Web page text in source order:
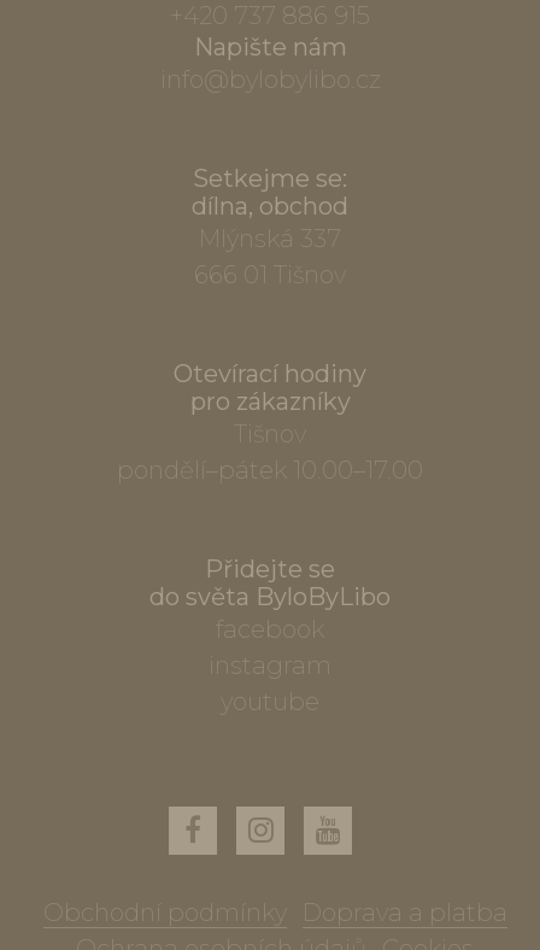
+420 737 886 915
Napište nám
info@bylobylibo.cz
Setkejme se:
dílna, obchod
Mlýnská 337
666 01 Tišnov
Otevírací hodiny
pro zákazníky
Tišnov
pondělí–pátek 10.00–17.00
Přidejte se
do světa ByloByLibo
facebook
instagram
youtube
Obchodní podmínky
Doprava a platba